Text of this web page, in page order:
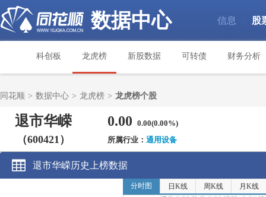
数据中心 信息 股
科创板 龙虎榜 新股数据 可转债 财务分析
同花顺 > 数据中心 > 龙虎榜 > 龙虎榜个股
退市华嵘
（600421）
0.00 0.00(0.00%)
所属行业： 通用设备
退市华嵘历史上榜数据